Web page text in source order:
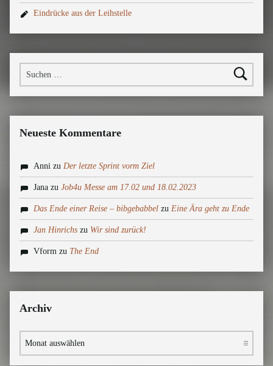
Eindrücke aus der Leihstelle
Suchen nach:
Neueste Kommentare
Anni zu Der letzte Sprint vorm Ziel
Jana zuJob4u Messe am 17.02 und 18.02.2023
Das Ende einer Reise – bibgebabbel zu Eine Ära geht zu Ende
Jan Hinrichs zu Wir sind zurück!
Vform zu The End
Archiv
Archiv